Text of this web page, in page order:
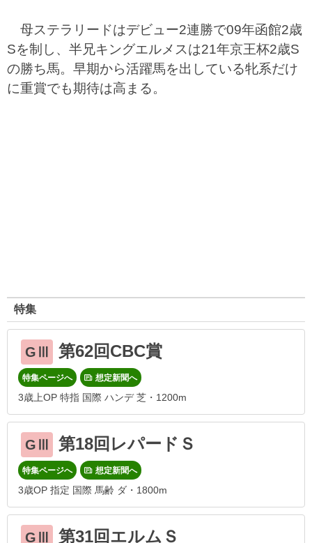
母ステラリードはデビュー2連勝で09年函館2歳
Sを制し、半兄キングエルメスは21年京王杯2歳S
の勝ち馬。早期から活躍馬を出している牝系だけ
に重賞でも期待は高まる。
特集
GⅢ 第62回CBC賞
特集ページへ 想定新聞へ
3歳上OP 特指 国際 ハンデ 芝・1200m
GⅢ 第18回レパードＳ
特集ページへ 想定新聞へ
3歳OP 指定 国際 馬齢 ダ・1800m
GⅢ 第31回エルムＳ